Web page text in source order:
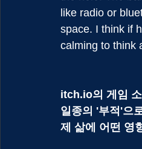
like radio or
space. I think if
calming to think
itch.io의 게임
일종의 '부적'으
제 삶에 어떤 영